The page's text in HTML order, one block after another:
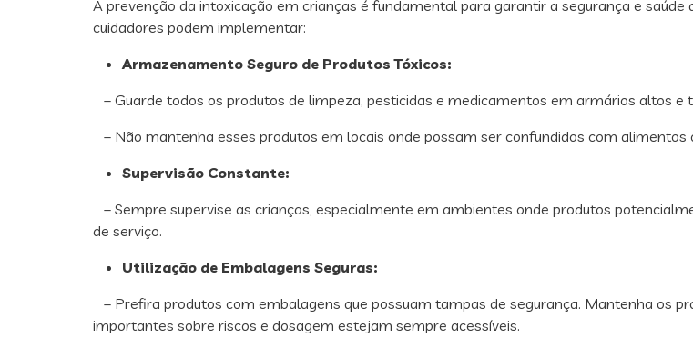
A prevenção da intoxicação em crianças é fundamental para garantir a segurança e
cuidadores podem implementar:
Armazenamento Seguro de Produtos Tóxicos:
– Guarde todos os produtos de limpeza, pesticidas e medicamentos em armários altos e
– Não mantenha esses produtos em locais onde possam ser confundidos com
Supervisão Constante:
– Sempre supervise as crianças, especialmente em ambientes onde produtos
de serviço.
Utilização de Embalagens Seguras:
– Prefira produtos com embalagens que possuam tampas de segurança. Mantenha os
importantes sobre riscos e dosagem estejam sempre acessíveis.